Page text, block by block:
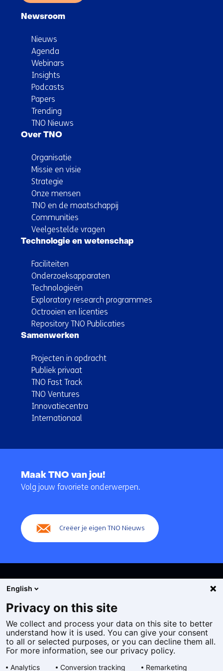
Newsroom
Nieuws
Agenda
Webinars
Insights
Podcasts
Papers
Trending
TNO Nieuws
Over TNO
Organisatie
Missie en visie
Strategie
Onze mensen
TNO en de maatschappij
Communities
Veelgestelde vragen
Technologie en wetenschap
Faciliteiten
Onderzoeksapparaten
Technologieën
Exploratory research programmes
Octrooien en licenties
Repository TNO Publicaties
Samenwerken
Projecten in opdracht
Publiek privaat
TNO Fast Track
TNO Ventures
Innovatiecentra
Internationaal
navigatie
Maak TNO van jou!
Volg jouw favoriete onderwerpen.
Creëer je eigen TNO Nieuws
Cookies
Privacy statement
Toegankelijkheid
English
Privacy on this site
We collect and process your data on this site to better
understand how it is used. You can give your consent
to all or selected purposes, or you can decline them all.
For more information, see our privacy policy.
Analytics Conversion tracking Remarketing